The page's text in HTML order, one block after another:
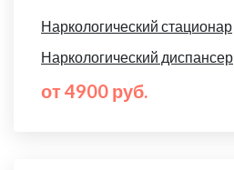
Наркологический стационар
Наркологический диспансер
от 4900 руб.